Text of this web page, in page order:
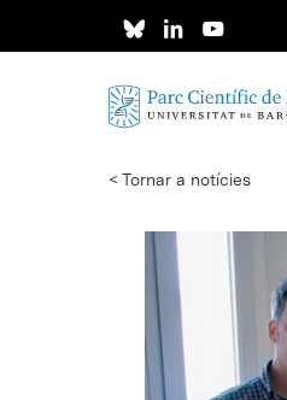
< Tornar a notícies